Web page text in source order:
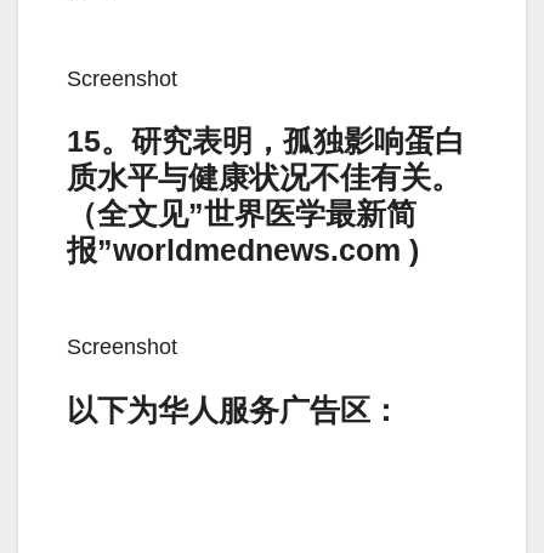
Screenshot
15。研究表明，孤独影响蛋白
质水平与健康状况不佳有关。
（全文见”世界医学最新简
报”worldmednews.com )
Screenshot
以下为华人服务广告区：